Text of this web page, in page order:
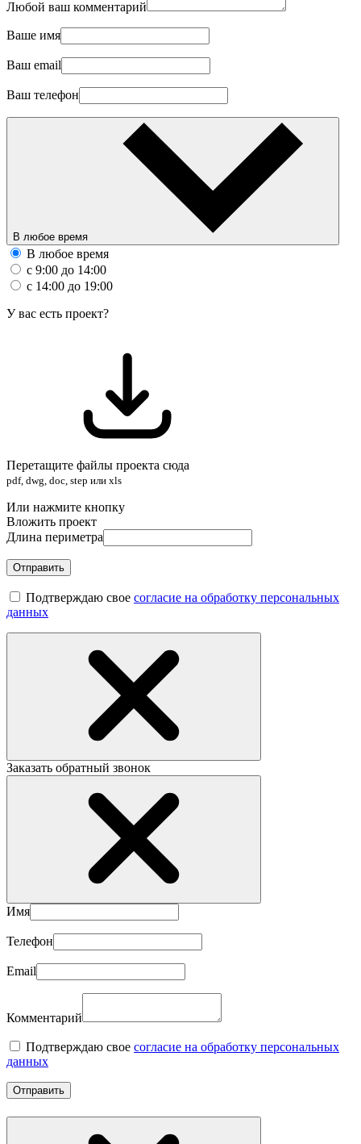
Любой ваш комментарий
Ваше имя
Ваш email
Ваш телефон
В любое время
В любое время
с 9:00 до 14:00
с 14:00 до 19:00
У вас есть проект?
Перетащите файлы проекта сюда
pdf, dwg, doc, step или xls
Или нажмите кнопку
Вложить проект
Длина периметра
Отправить
Подтверждаю свое согласие на обработку персональных
данных
Заказать обратный звонок
Имя
Телефон
Email
Комментарий
Подтверждаю свое согласие на обработку персональных
данных
Отправить